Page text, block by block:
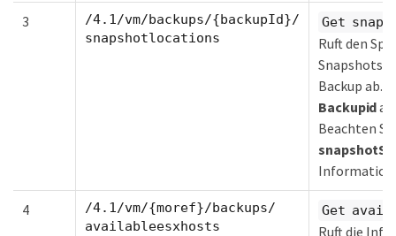
3
/4.1/vm/backups/{backupId}/
snapshotlocations
Get
Ruft den
Snapshots
Backup ab.
Backupid
Beachten
4
/4.1/vm/{moref}/backups/
availableesxhosts
Get
Ruft die